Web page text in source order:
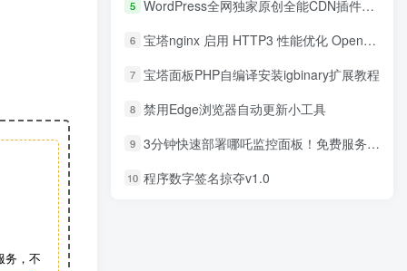
务，不
5 WordPress全网独家原创全能CDN插件_自动刷新预热_缓存优化|国内国外集成CDN配置4.2.0
6 宝塔nginx 启用 HTTP3 性能优化 OpenSSl 编译升级
7 宝塔面板PHP自编译安装igbinary扩展教程
8 禁用Edge浏览器自动更新小工具
9 3分钟快速部署哪吒监控面板！免费服务器监控系统完整教程
10 程序数字签名掠夺v1.0